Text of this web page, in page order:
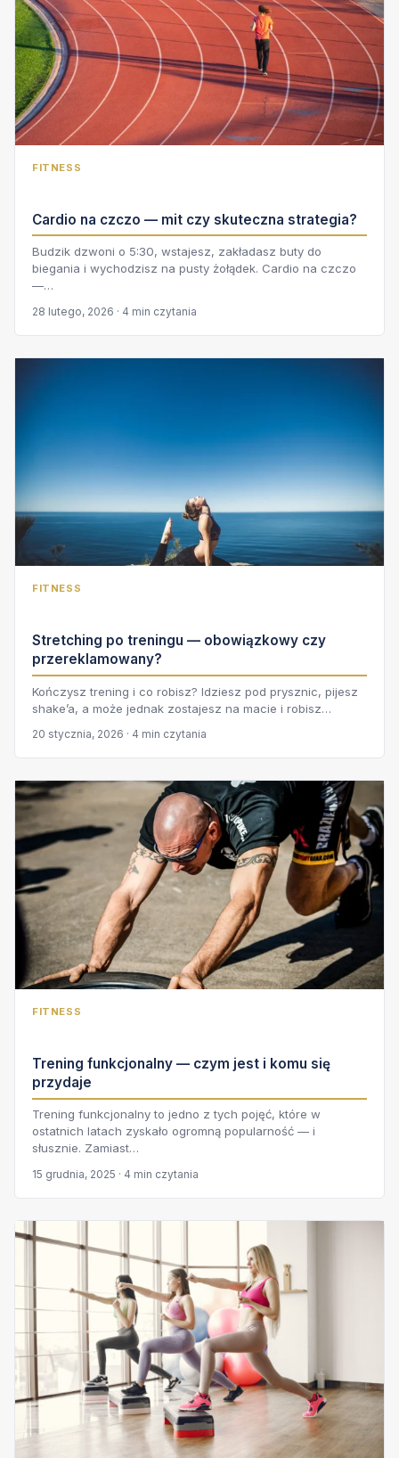
FITNESS
Cardio na czczo — mit czy skuteczna strategia?
Budzik dzwoni o 5:30, wstajesz, zakładasz buty do
biegania i wychodzisz na pusty żołądek. Cardio na czczo
—…
28 lutego, 2026 · 4 min czytania
FITNESS
Stretching po treningu — obowiązkowy czy
przereklamowany?
Kończysz trening i co robisz? Idziesz pod prysznic, pijesz
shake’a, a może jednak zostajesz na macie i robisz…
20 stycznia, 2026 · 4 min czytania
FITNESS
Trening funkcjonalny — czym jest i komu się
przydaje
Trening funkcjonalny to jedno z tych pojęć, które w
ostatnich latach zyskało ogromną popularność — i
słusznie. Zamiast…
15 grudnia, 2025 · 4 min czytania